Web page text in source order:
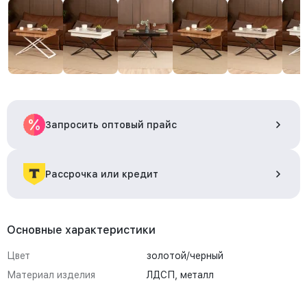
Запросить оптовый прайс
Рассрочка или кредит
Основные характеристики
Цвет
золотой/черный
Материал изделия
ЛДСП, металл